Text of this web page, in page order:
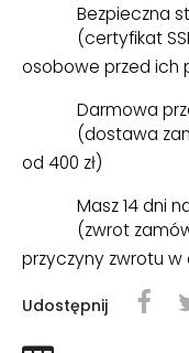
Bezpieczna
(certyfikat
osobowe przed ich
Darmowa
(dostawa
od 400 zł)
Masz 14 dni
(zwrot
przyczyny zwrotu w
Udostępnij